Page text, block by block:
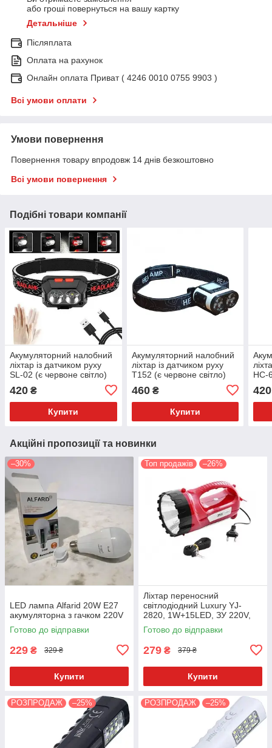
або гроші повернуться на вашу картку
Детальніше
Післяплата
Оплата на рахунок
Онлайн оплата Приват ( 4246 0010 0755 9903 )
Всі умови оплати
Умови повернення
Повернення товару впродовж 14 днів безкоштовно
Всі умови повернення
Подібні товари компанії
Акумуляторний налобний
ліхтар із датчиком руху
SL-02 (є червоне світло)
420 ₴
Купити
Акумуляторний налобний
ліхтар із датчиком руху
T152 (є червоне світло)
460₴
Купити
HC-
420
Акційні пропозиції та новинки
–30%
LED лампа Alfarid 20W E27
акумуляторна з гачком 220V
Готово до відправки
229 ₴ 329 ₴
Купити
Топ продажів –26%
Ліхтар переносний
світлодіодний Luxury YJ-
2820, 1W+15LED, ЗУ 220V,
вбудований акумулятор
Червоний
Готово до відправки
279 ₴ 379 ₴
Купити
РОЗПРОДАЖ –25% РОЗПРОДАЖ –25%